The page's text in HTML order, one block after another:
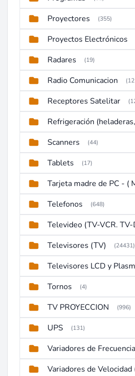
Proyectores (355)
Proyectos Electrónicos
Radares (19)
Radio Comunicacion
Receptores Satelitar
Scanners (44)
Tablets (17)
Telefonos (648)
Televisores (TV) (24431)
Televisores LCD y
Tornos (4)
TV PROYECCION (996)
UPS (131)
Variadores de
Variadores de Velocidad